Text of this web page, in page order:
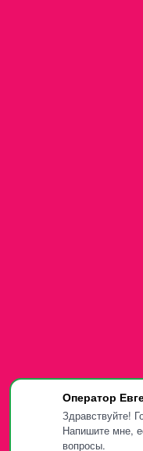
Оператор
Здравствуйте!
Напишите мне,
вопросы.